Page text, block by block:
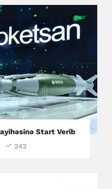
Start Verib
242